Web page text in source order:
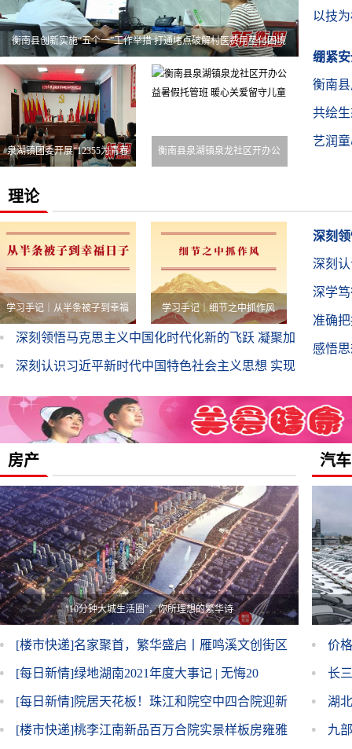
衡南县创新实施“五个一”工作举措 打通堵点破解村医费用垫付困境
泉湖镇团委开展“12355为青春
宣讲活动
衡南县泉湖镇泉龙社区开办公
童
生产
以技
绷紧
消防
衡南
全通道
共绘
活动
艺润
理论
学习手记｜从半条被子到幸福
日子
学习手记｜细节之中抓作风
深刻领悟马克思主义中国化时代化新的飞跃 凝聚加
快推进区域中心化进程的奋进力量
深刻认识习近平新时代中国特色社会主义思想 实现
了马克思主义中国化时代化新的飞跃
深刻
推进
深刻
马克
深学
量
准确
感悟
房产
“10分钟大城生活圈”，你所理想的繁华诗
[楼市快递]名家聚首，繁华盛启丨雁鸣溪文创街区
媒体见
[每日新情]绿地湖南2021年度大事记 | 无悔20
[每日新情]院居天花板！珠江和院空中四合院迎新
开盘暨
[楼市快递]桃李江南新品百万合院实景样板房雍雅
汽车
价
长
角
湖
元
九